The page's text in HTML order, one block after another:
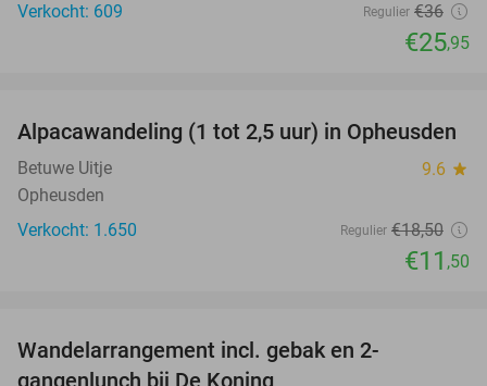
Verkocht: 609
Regulier €36
€25,95
38%
Alpacawandeling (1 tot 2,5 uur) in Opheusden
Betuwe Uitje 9.6 star
Opheusden
Verkocht: 1.650
Regulier €18,50
€11 ,50
Wandelarrangement incl. gebak en 2-
gangenlunch bij De Koning